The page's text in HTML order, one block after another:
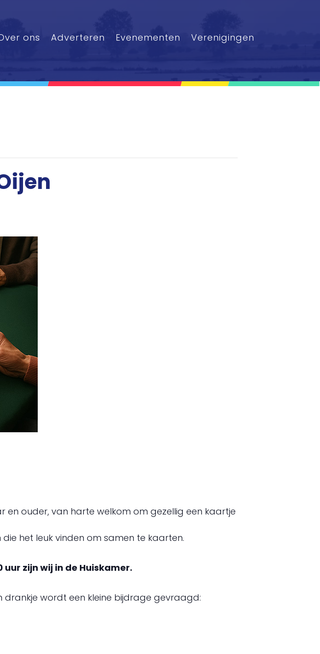
ons Adverteren Evenementen Verenigingen
en ouder, van harte welkom om gezellig een kaartje
die het leuk vinden om samen te kaarten.
zijn wij in de Huiskamer.
drankje wordt een kleine bijdrage gevraagd: